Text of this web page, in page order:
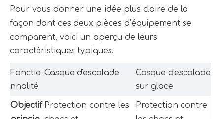
Pour vous donner une idée plus claire de la
façon dont ces deux pièces d’équipement se
comparent, voici un aperçu de leurs
caractéristiques typiques.
Fonctio
nnalité
Casque d'escalade
Casque d'escalade
sur glace
Objectif Protection contre les
Protection contre